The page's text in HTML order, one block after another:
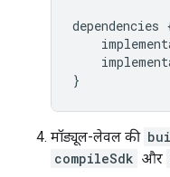
dependencies
}
मॉड्यूल-लेवल की
compileSdk और